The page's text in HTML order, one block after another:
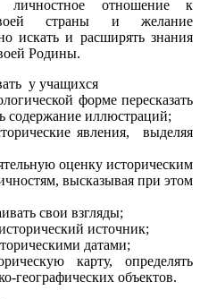
личностное отношение к
страны и желание
искать и расширять знания
Родины.
у учащихся
форме пересказать
содержание иллюстраций;
явления, выделяя
оценку историческим
высказывая при этом
свои взгляды;
источник;
датами;
карту, определять
географических объектов.